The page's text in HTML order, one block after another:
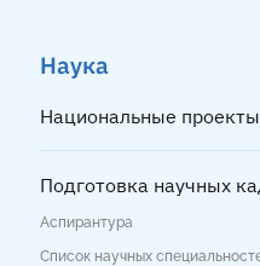
Наука
Национальные
Подготовка научных
Аспирантура
Список научных